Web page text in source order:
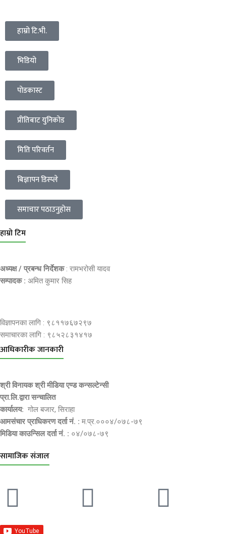
हाम्रो टि.भी.
भिडियो
पोडकास्ट
प्रीतिबाट युनिकोड
मिति परिवर्तन
बिज्ञापन डिस्प्ले
समाचार पठाउनुहोस
हाम्रो टिम
अध्यक्ष / प्रबन्ध निर्देशक: रामभरोसी यादव
सम्पादक : अमित कुमार सिह
विज्ञापनका लागि : ९८११७६७२९७
समाचारका लागि : ९८५२८३१४१७
आधिकारीक जानकारी
श्री विनायक श्री मीडिया एण्ड कन्सल्टेन्सी
प्रा.लि.द्वारा सन्चालित
कार्यालय: गोल बजार, सिराहा
आमसंचार प्राधिकरण दर्ता नं. : म.प्र.०००४/०७८-७९
मिडिया काउन्सिल दर्ता नं. : ०४/०७८-७९
सामाजिक संजाल